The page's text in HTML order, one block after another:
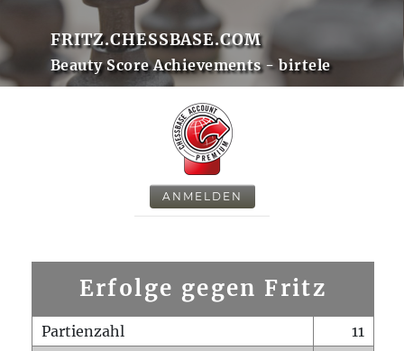
FRITZ.CHESSBASE.COM
Beauty Score Achievements - birtele
ANMELDEN
Erfolge gegen Fritz
Partienzahl
11